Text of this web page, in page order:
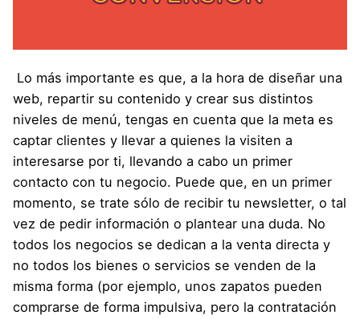
Lo más importante es que, a la hora de diseñar una
web, repartir su contenido y crear sus distintos
niveles de menú, tengas en cuenta que la meta es
captar clientes y llevar a quienes la visiten a
interesarse por ti, llevando a cabo un primer
contacto con tu negocio. Puede que, en un primer
momento, se trate sólo de recibir tu newsletter, o tal
vez de pedir información o plantear una duda. No
todos los negocios se dedican a la venta directa y
no todos los bienes o servicios se venden de la
misma forma (por ejemplo, unos zapatos pueden
comprarse de forma impulsiva, pero la contratación